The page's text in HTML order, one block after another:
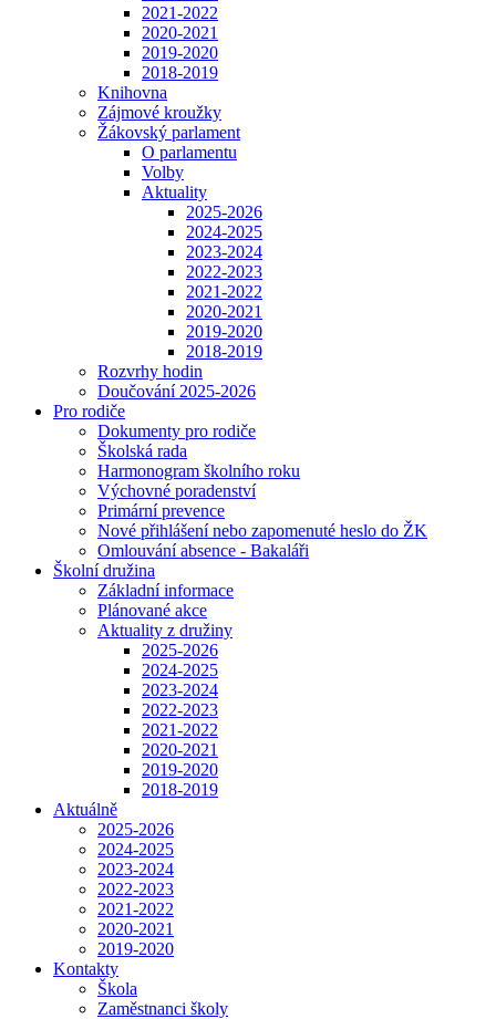
2021-2022
2020-2021
2019-2020
2018-2019
Knihovna
Zájmové kroužky
Žákovský parlament
O parlamentu
Volby
Aktuality
2025-2026
2024-2025
2023-2024
2022-2023
2021-2022
2020-2021
2019-2020
2018-2019
Rozvrhy hodin
Doučování 2025-2026
Pro rodiče
Dokumenty pro rodiče
Školská rada
Harmonogram školního roku
Výchovné poradenství
Primární prevence
Nové přihlášení nebo zapomenuté heslo do ŽK
Omlouvání absence - Bakaláři
Školní družina
Základní informace
Plánované akce
Aktuality z družiny
2025-2026
2024-2025
2023-2024
2022-2023
2021-2022
2020-2021
2019-2020
2018-2019
Aktuálně
2025-2026
2024-2025
2023-2024
2022-2023
2021-2022
2020-2021
2019-2020
Kontakty
Škola
Zaměstnanci školy